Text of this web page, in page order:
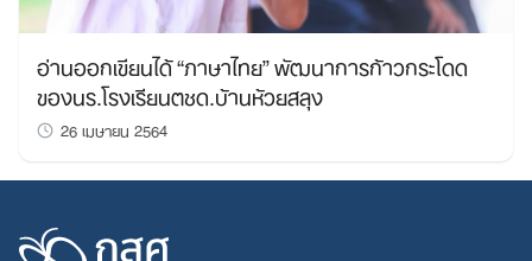
อ่านออกเขียนได้ “ภาษาไทย” พัฒนาการก้าวกระโดด
ของนร.โรงเรียนตชด.บ้านห้วยสลุง
26 เมษายน 2564